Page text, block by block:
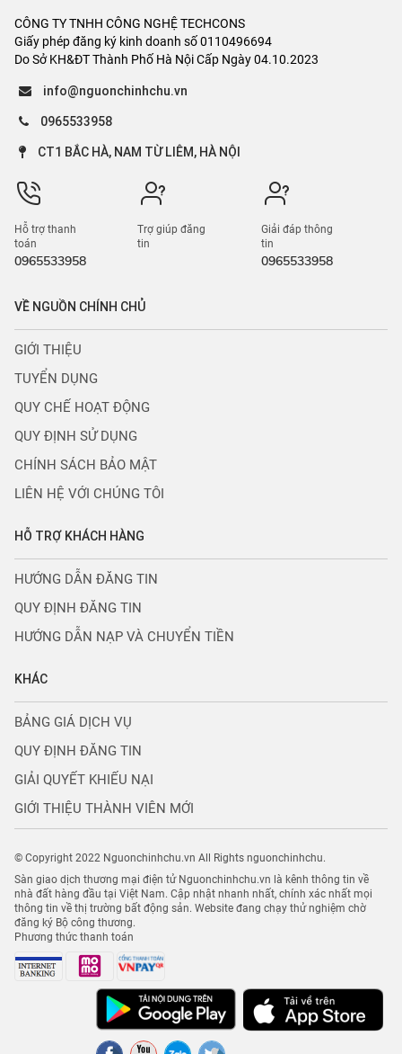
CÔNG TY TNHH CÔNG NGHỆ TECHCONS
Giấy phép đăng ký kinh doanh số 0110496694
Do Sở KH&ĐT Thành Phố Hà Nội Cấp Ngày 04.10.2023
info@nguonchinhchu.vn
0965533958
CT1 BẮC HÀ, NAM TỪ LIÊM, HÀ NỘI
Hỗ trợ thanh
toán
0965533958
Trợ giúp đăng
tin
Giải đáp thông
tin
0965533958
VỀ NGUỒN CHÍNH CHỦ
GIỚI THIỆU
TUYỂN DỤNG
QUY CHẾ HOẠT ĐỘNG
QUY ĐỊNH SỬ DỤNG
CHÍNH SÁCH BẢO MẬT
LIÊN HỆ VỚI CHÚNG TÔI
HỖ TRỢ KHÁCH HÀNG
HƯỚNG DẪN ĐĂNG TIN
QUY ĐỊNH ĐĂNG TIN
HƯỚNG DẪN NẠP VÀ CHUYỂN TIỀN
KHÁC
BẢNG GIÁ DỊCH VỤ
QUY ĐỊNH ĐĂNG TIN
GIẢI QUYẾT KHIẾU NẠI
GIỚI THIỆU THÀNH VIÊN MỚI
© Copyright 2022 Nguonchinhchu.vn All Rights nguonchinhchu.
Sàn giao dịch thương mại điện tử Nguonchinhchu.vn là kênh thông tin về
nhà đất hàng đầu tại Việt Nam. Cập nhật nhanh nhất, chính xác nhất mọi
thông tin về thị trường bất động sản. Website đang chạy thử nghiệm chờ
đăng ký Bộ công thương.
Phương thức thanh toán